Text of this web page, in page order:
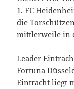
1. FC
die
mittlerweile in
Leader
Fortuna
Eintracht liegt